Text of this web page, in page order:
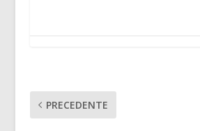
PRECEDENTE